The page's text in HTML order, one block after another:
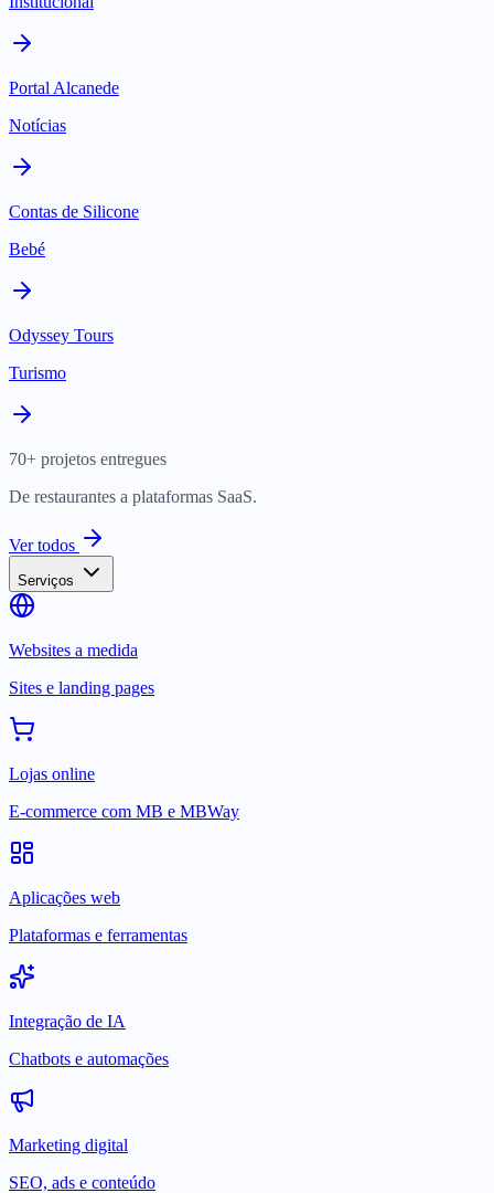
Portal Alcanede
Notícias
Contas de Silicone
Bebé
Odyssey Tours
Turismo
70+ projetos entregues
De restaurantes a plataformas SaaS.
Ver todos
Serviços
Websites a medida
Sites e landing pages
Lojas online
E-commerce com MB e MBWay
Aplicações web
Plataformas e ferramentas
Integração de IA
Chatbots e automações
Marketing digital
SEO, ads e conteúdo